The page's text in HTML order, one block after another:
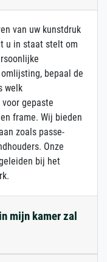
van uw kunstdruk
u in staat stelt om
bepaal de
welk
gepaste
frame. Wij bieden
zoals passe-
Onze
bij het
mijn kamer zal